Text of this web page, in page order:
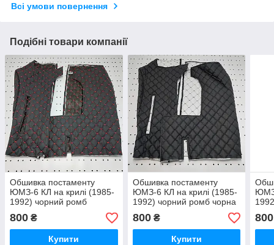
Всі умови повернення
Подібні товари компанії
Обшивка постаменту
ЮМЗ-6 КЛ на крилі (1985-
1992) чорний ромб
червона нитка
800 ₴
Купити
Обшивка постаменту
ЮМЗ-6 КЛ на крилі (1985-
1992) чорний ромб чорна
нитка
800₴
Купити
800